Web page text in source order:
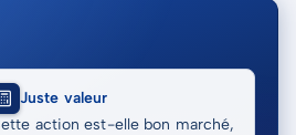
Juste valeur
action est-elle bon marché,